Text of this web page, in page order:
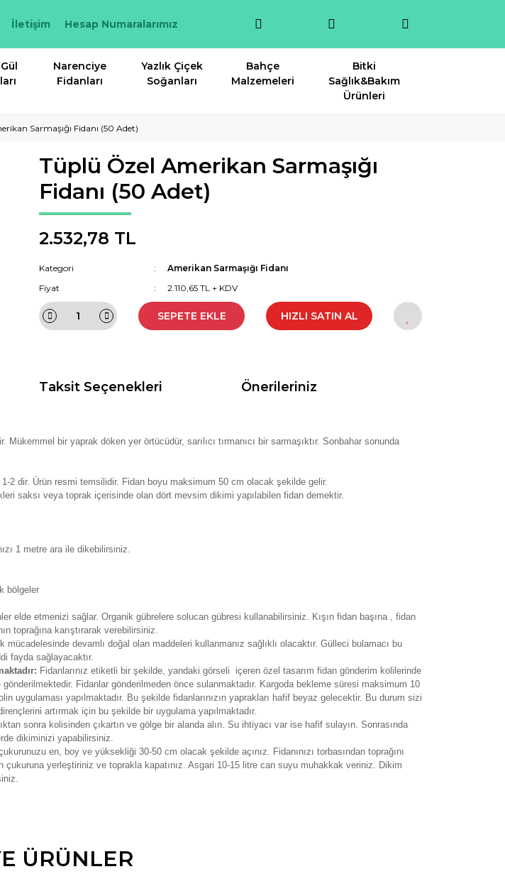
İletişim Hesap Numaralarımız
Narenciye
Fidanları
Yazlık Çiçek
Soğanları
Bahçe
Malzemeleri
Bitki
Sağlık&Bakım
Ürünleri
Sarmaşığı Fidanı (50 Adet)
Tüplü Özel Amerikan Sarmaşığı
Fidanı (50 Adet)
2.532,78 TL
Kategori
Amerikan Sarmaşığı Fidanı
Fiyat
2.110,65 TL + KDV
SEPETE EKLE HIZLI SATIN AL
Taksit Seçenekleri Önerileriniz
bir yaprak döken yer örtücüdür, sarılıcı tırmanıcı bir sarmaşıktır. Sonbahar sonunda
2 dir. Ürün resmi temsilidir. Fidan boyu maksimum 50 cm olacak şekilde gelir.
saksı veya toprak içerisinde olan dört mevsim dikimi yapılabilen fidan demektir.
1 metre ara ile dikebilirsiniz.
bölgeler
elde etmenizi sağlar. Organik gübrelere solucan gübresi kullanabilirsiniz. Kışın fidan başına , fidan
toprağına karıştırarak verebilirsiniz.
mücadelesinde devamlı doğal olan maddeleri kullanmanız sağlıklı olacaktır. Gülleci bulamacı bu
fayda sağlayacaktır.
Fidanlarınız etiketli bir şekilde, yandaki görseli içeren özel tasarım fidan gönderim kolilerinde
Fidanlar gönderilmeden önce sulanmaktadır. Kargoda bekleme süresi maksimum 10
uygulaması yapılmaktadır. Bu şekilde fidanlarınızın yaprakları hafif beyaz gelecektir. Bu durum sizi
artırmak için bu şekilde bir uygulama yapılmaktadır.
sonra kolisinden çıkartın ve gölge bir alanda alın. Su ihtiyacı var ise hafif sulayın. Sonrasında
dikiminizi yapabilirsiniz.
en, boy ve yüksekliği 30-50 cm olacak şekilde açınız. Fidanınızı torbasından toprağını
çukuruna yerleştiriniz ve toprakla kapatınız. Asgari 10-15 litre can suyu muhakkak veriniz. Dikim
ilk yorumu siz yapın!
noktaları öneri formunu kullanarak tarafımıza iletebilirsiniz.
ÜRÜNLER